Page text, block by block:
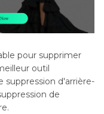
pour supprimer
outil
suppression d'arrière-
de